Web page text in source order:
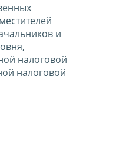
и
налоговой
налоговой